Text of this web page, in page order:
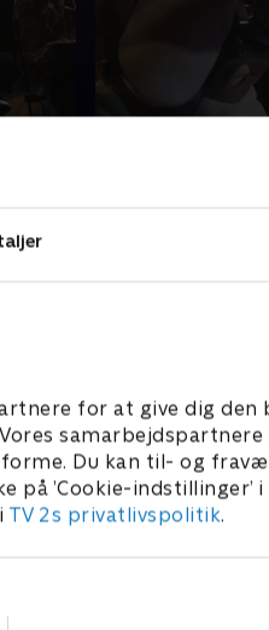
for at give dig den
Du kan til- og
’Cookie-indstillinger’
TV 2s privatlivspolitik.
Efter at have
landsted for at